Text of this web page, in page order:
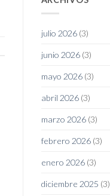
julio 2026(3)
junio 2026(3)
mayo 2026(3)
abril 2026(3)
marzo 2026(3)
febrero 2026(3)
enero 2026(3)
diciembre 2025 (3)